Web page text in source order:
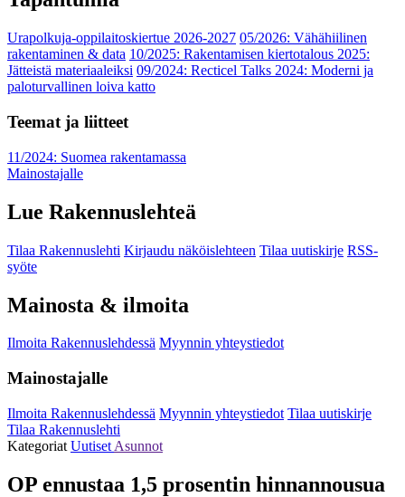
Urapolkuja-oppilaitoskiertue 2026-2027 05/2026: Vähähiilinen
rakentaminen & data 10/2025: Rakentamisen kiertotalous 2025:
Jätteistä materiaaleiksi 09/2024: Recticel Talks 2024: Moderni ja
paloturvallinen loiva katto
Teemat ja liitteet
11/2024: Suomea rakentamassa
Mainostajalle
Lue Rakennuslehteä
Tilaa Rakennuslehti Kirjaudu näköislehteen Tilaa uutiskirje RSS-
syöte
Mainosta & ilmoita
Ilmoita Rakennuslehdessä Myynnin yhteystiedot
Mainostajalle
Ilmoita Rakennuslehdessä Myynnin yhteystiedot Tilaa uutiskirje
Tilaa Rakennuslehti
Kategoriat Uutiset Asunnot
OP ennustaa 1,5 prosentin hinnannousua